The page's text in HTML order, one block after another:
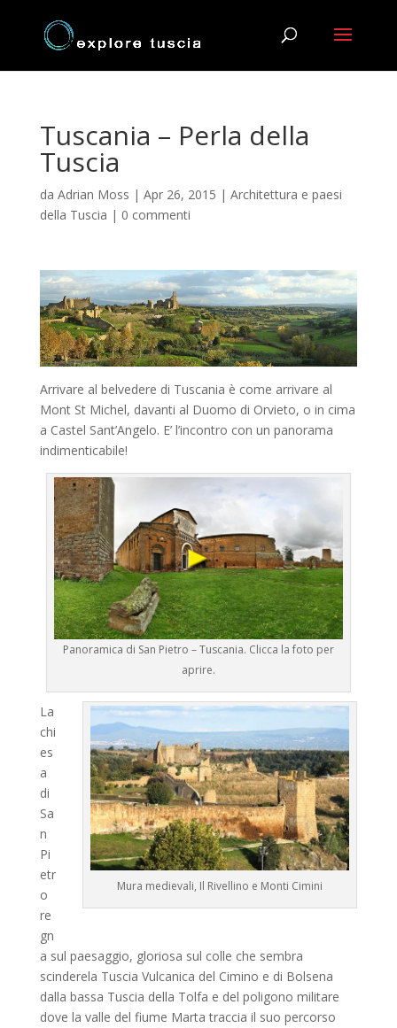
Tuscania – Perla della
Tuscia
da Adrian Moss | Apr 26, 2015 | Architettura e paesi
della Tuscia | 0 commenti
Arrivare al belvedere di Tuscania è come arrivare al
Mont St Michel, davanti al Duomo di Orvieto, o in cima
a Castel Sant’Angelo. E’ l’incontro con un panorama
indimenticabile!
Panoramica di San Pietro – Tuscania. Clicca la foto per
aprire.
Mura medievali, Il Rivellino e Monti Cimini
La
chi
es
a
di
Sa
n
Pi
etr
o
re
gn
a sul paesaggio, gloriosa sul colle che sembra
scinderela Tuscia Vulcanica del Cimino e di Bolsena
dalla bassa Tuscia della Tolfa e del poligono militare
dove la valle del fiume Marta traccia il suo percorso